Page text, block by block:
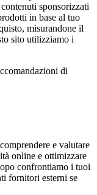
sponsorizzati
in base al tuo
misurandone il
sito utilizziamo i
di
e valutare
online e ottimizzare
confrontiamo i tuoi
fornitori esterni se